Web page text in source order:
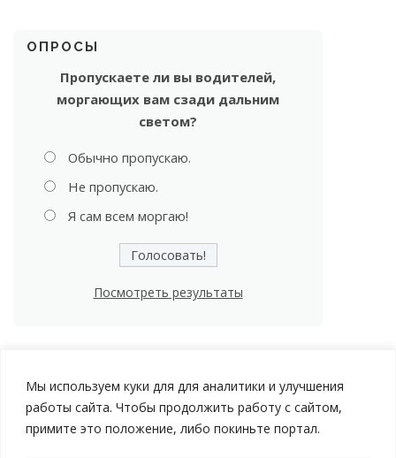
Мы используем куки для для аналитики и улучшения
работы сайта. Чтобы продолжить работу с сайтом,
примите это положение, либо покиньте портал.
ОПРОСЫ
Пропускаете ли вы водителей,
моргающих вам сзади дальним
светом?
Обычно пропускаю.
Не пропускаю.
Я сам всем моргаю!
Посмотреть результаты